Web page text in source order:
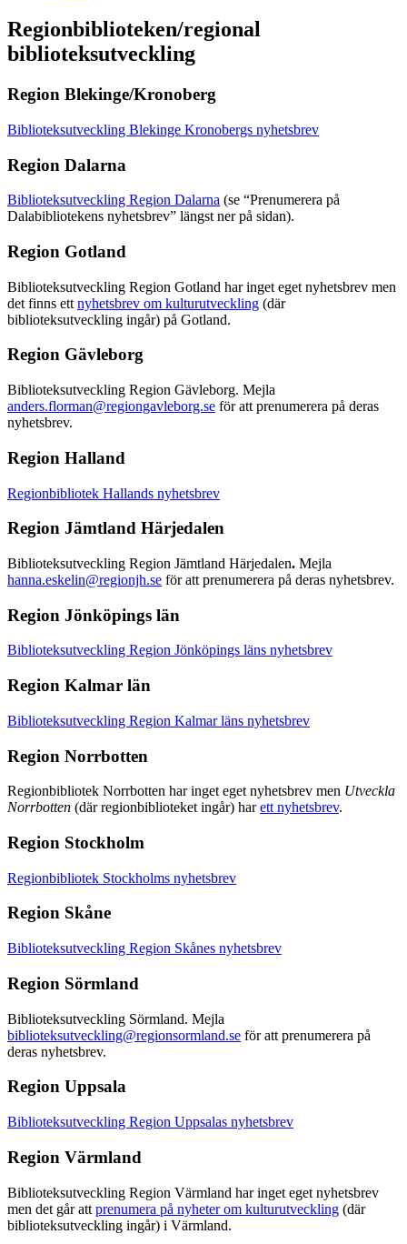
Regionbiblioteken/regional
biblioteksutveckling
Region Blekinge/Kronoberg
Biblioteksutveckling Blekinge Kronobergs nyhetsbrev
Region Dalarna
Biblioteksutveckling Region Dalarna (se “Prenumerera på
Dalabibliotekens nyhetsbrev” längst ner på sidan).
Region Gotland
Biblioteksutveckling Region Gotland har inget eget nyhetsbrev men
det finns ett nyhetsbrev om kulturutveckling (där
biblioteksutveckling ingår) på Gotland.
Region Gävleborg
Biblioteksutveckling Region Gävleborg. Mejla
anders.florman@regiongavleborg.se för att prenumerera på deras
nyhetsbrev.
Region Halland
Regionbibliotek Hallands nyhetsbrev
Region Jämtland Härjedalen
Biblioteksutveckling Region Jämtland Härjedalen. Mejla
hanna.eskelin@regionjh.se för att prenumerera på deras nyhetsbrev.
Region Jönköpings län
Biblioteksutveckling Region Jönköpings läns nyhetsbrev
Region Kalmar län
Biblioteksutveckling Region Kalmar läns nyhetsbrev
Region Norrbotten
Regionbibliotek Norrbotten har inget eget nyhetsbrev men Utveckla
Norrbotten (där regionbiblioteket ingår) harett nyhetsbrev.
Region Stockholm
Regionbibliotek Stockholms nyhetsbrev
Region Skåne
Biblioteksutveckling Region Skånes nyhetsbrev
Region Sörmland
Biblioteksutveckling Sörmland. Mejla
biblioteksutveckling@regionsormland.se för att prenumerera på
deras nyhetsbrev.
Region Uppsala
Biblioteksutveckling Region Uppsalas nyhetsbrev
Region Värmland
Biblioteksutveckling Region Värmland har inget eget nyhetsbrev
men det går att prenumera på nyheter om kulturutveckling (där
biblioteksutveckling ingår) i Värmland.